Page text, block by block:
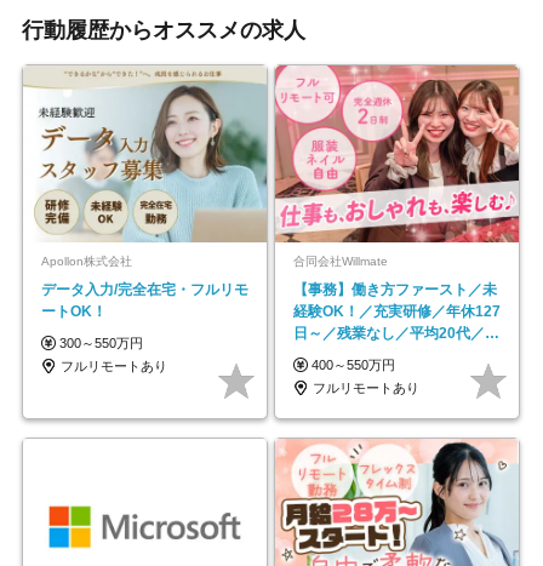
行動履歴からオススメの求人
Apollon株式会社
データ入力/完全在宅・フルリモ
ートOK！
300～550万円
フルリモートあり
合同会社Willmate
【事務】働き方ファースト／未
経験OK！／充実研修／年休127
日～／残業なし／平均20代／リ
モートOK
400～550万円
フルリモートあり